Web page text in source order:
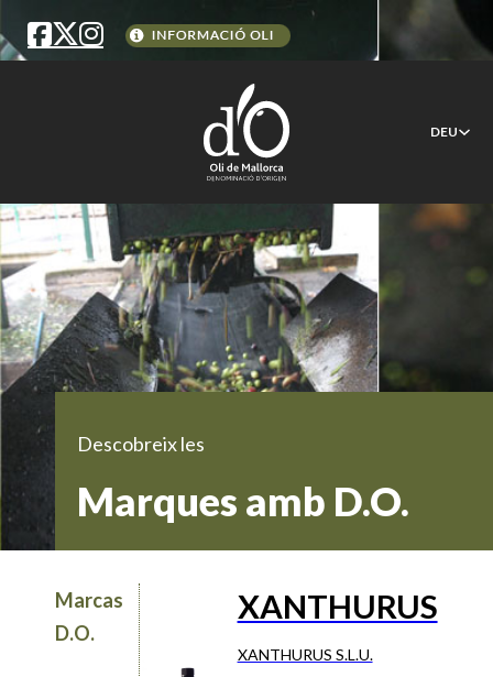
DEU
Descobreix les
Marques amb D.O.
Marcas
D.O.
XANTHURUS
XANTHURUS S.L.U.